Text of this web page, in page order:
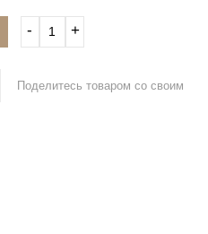
‐ +
Поделитесь товаром со своим